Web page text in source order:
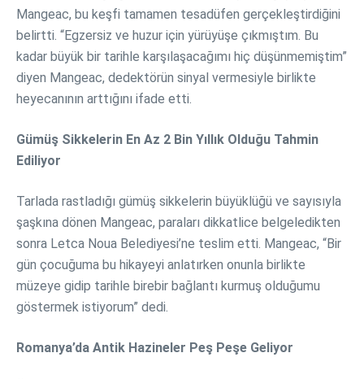
Mangeac, bu keşfi tamamen tesadüfen gerçekleştirdiğini
belirtti. “Egzersiz ve huzur için yürüyüşe çıkmıştım. Bu
kadar büyük bir tarihle karşılaşacağımı hiç düşünmemiştim”
diyen Mangeac, dedektörün sinyal vermesiyle birlikte
heyecanının arttığını ifade etti.
Gümüş Sikkelerin En Az 2 Bin Yıllık Olduğu Tahmin
Ediliyor
Tarlada rastladığı gümüş sikkelerin büyüklüğü ve sayısıyla
şaşkına dönen Mangeac, paraları dikkatlice belgeledikten
sonra Letca Noua Belediyesi’ne teslim etti. Mangeac, “Bir
gün çocuğuma bu hikayeyi anlatırken onunla birlikte
müzeye gidip tarihle birebir bağlantı kurmuş olduğumu
göstermek istiyorum” dedi.
Romanya’da Antik Hazineler Peş Peşe Geliyor